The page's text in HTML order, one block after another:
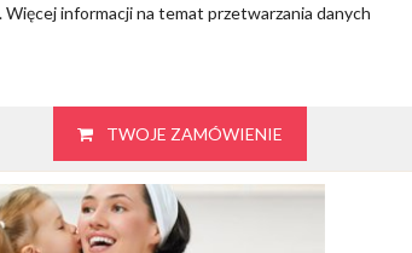
informacji na temat przetwarzania danych
TWOJE ZAMÓWIENIE